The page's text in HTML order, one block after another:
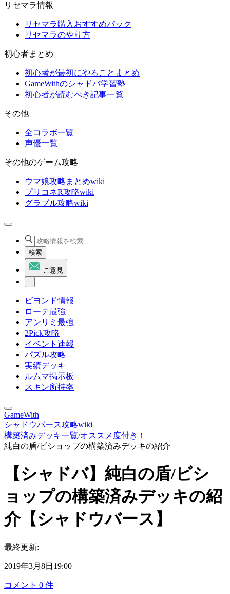
リセマラ情報
リセマラ購入おすすめパック
リセマラのやり方
初心者まとめ
初心者が最初にやることまとめ
GameWithのシャドバ学習塾
初心者が読むべき記事一覧
その他
全コラボ一覧
声優一覧
その他のゲーム攻略
ウマ娘攻略まとめwiki
プリコネR攻略wiki
グラブル攻略wiki
検索
ご意見
ビヨンド情報
ローテ最強
アンリミ最強
2Pick攻略
イベント速報
パズル攻略
実績デッキ
ルムマ掲示板
スキン所持率
GameWith
シャドウバース攻略wiki
構築済みデッキ一覧/オススメ度付き！
純白の盾/ビショップの構築済みデッキの紹介
【シャドバ】純白の盾/ビシ
ョップの構築済みデッキの紹
介【シャドウバース】
最終更新:
2019年3月8日19:00
コメント 0 件